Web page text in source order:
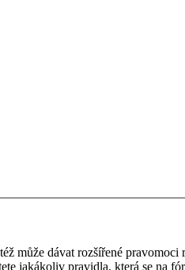
může dávat rozšířené
jakákoliv pravidla, která se na